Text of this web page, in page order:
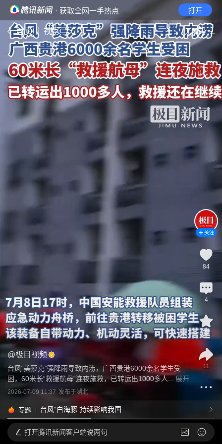
· 获取全网一手热点 打开
首页 视频 无障碍
@极目视频
台风“美莎克”强降雨导致内涝，广西贵港6000余名学生受
困，60米长“救援航母”连夜施救，已转运出1000多人...展开
2026-07-09 11:37 发布于湖北
专题 台风“白海豚”持续影响我国
关注
84
4
8
11
打开腾讯新闻客户端说两句